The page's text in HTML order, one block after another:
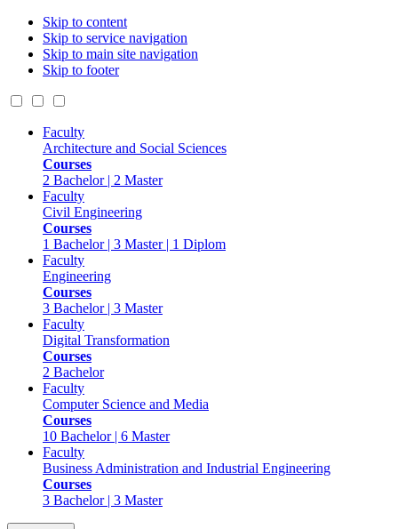
Skip to content
Skip to service navigation
Skip to main site navigation
Skip to footer
Faculty
Architecture and Social Sciences
Courses
2 Bachelor | 2 Master
Faculty
Civil Engineering
Courses
1 Bachelor | 3 Master | 1 Diplom
Faculty
Engineering
Courses
3 Bachelor | 3 Master
Faculty
Digital Transformation
Courses
2 Bachelor
Faculty
Computer Science and Media
Courses
10 Bachelor | 6 Master
Faculty
Business Administration and Industrial Engineering
Courses
3 Bachelor | 3 Master